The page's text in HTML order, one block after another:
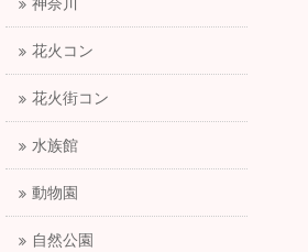
神奈川
花火コン
花火街コン
水族館
動物園
自然公園